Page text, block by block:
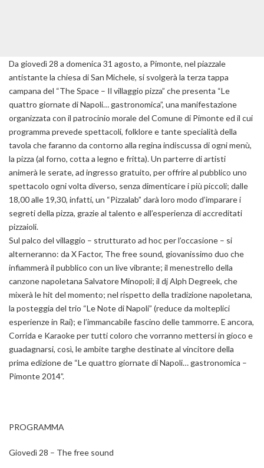
Da giovedì 28 a domenica 31 agosto, a Pimonte, nel piazzale
antistante la chiesa di San Michele, si svolgerà la terza tappa
campana del “The Space – Il villaggio pizza” che presenta “Le
quattro giornate di Napoli… gastronomica”, una manifestazione
organizzata con il patrocinio morale del Comune di Pimonte ed il cui
programma prevede spettacoli, folklore e tante specialità della
tavola che faranno da contorno alla regina indiscussa di ogni menù,
la pizza (al forno, cotta a legno e fritta). Un parterre di artisti
animerà le serate, ad ingresso gratuito, per offrire al pubblico uno
spettacolo ogni volta diverso, senza dimenticare i più piccoli; dalle
18,00 alle 19,30, infatti, un “Pizzalab” darà loro modo d’imparare i
segreti della pizza, grazie al talento e all’esperienza di accreditati
pizzaioli.
Sul palco del villaggio – strutturato ad hoc per l’occasione – si
alterneranno: da X Factor, The free sound, giovanissimo duo che
infiammerà il pubblico con un live vibrante; il menestrello della
canzone napoletana Salvatore Minopoli; il dj Alph Degreek, che
mixerà le hit del momento; nel rispetto della tradizione napoletana,
la posteggia del trio “Le Note di Napoli” (reduce da molteplici
esperienze in Rai); e l’immancabile fascino delle tammorre. E ancora,
Corrida e Karaoke per tutti coloro che vorranno mettersi in gioco e
guadagnarsi, così, le ambite targhe destinate al vincitore della
prima edizione de “Le quattro giornate di Napoli… gastronomica –
Pimonte 2014”.
PROGRAMMA
Giovedì 28 – The free sound